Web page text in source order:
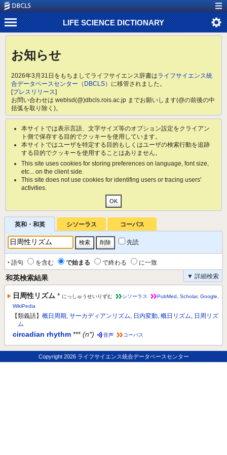
LIFE SCIENCE DICTIONARY
お知らせ
2026年3月31日をもちましてライフサイエンス辞書はライフサイエンス統
合データベースセンター（DBCLS） に移管されました。
[プレスリリース]
お問い合わせは weblsd(@)dbcls.rois.ac.jp までお願いします(@の前後の中
括弧を取り除く)。
本サイトでは表示言語、文字サイズ等のオプション設定をクライアン
ト側で保存する目的でクッキーを使用しています。
本サイトではユーザを特定する目的もしくはユーザの検索行動を追跡
する目的でクッキーを使用することはありません。
This site uses cookies for storing preferences on language, font size,
etc... on the client side.
This site does not use cookies for identifing users or tracing users'
activities.
英和・和英 シソーラス コーパス
先読
‣ 語句 を含む で始まる で終わる
に一致
▼ 詳細検索
和英検索結果
日周性リズム * にっしゅうせいりずむ シソーラス PubMed Scholar, Google
WikiPedia
【類義語】 概日周期, サーカディアンリズム, 日内変動, 概日リズム, 日周リズ
ム
circadian rhythm *** (n*) 音声 コーパス
Copyright2026 ライフサイエンス統合データベースセンター